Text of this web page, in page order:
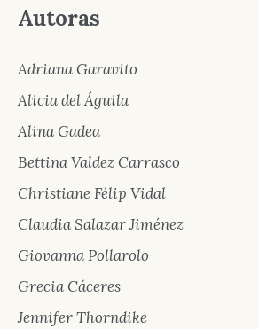
Autoras
Adriana Garavito
Alicia del Águila
Alina Gadea
Bettina Valdez Carrasco
Christiane Félip Vidal
Claudia Salazar Jiménez
Giovanna Pollarolo
Grecia Cáceres
Jennifer Thorndike